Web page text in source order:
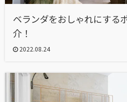
ベランダをおしゃれにする
介！
2022.08.24